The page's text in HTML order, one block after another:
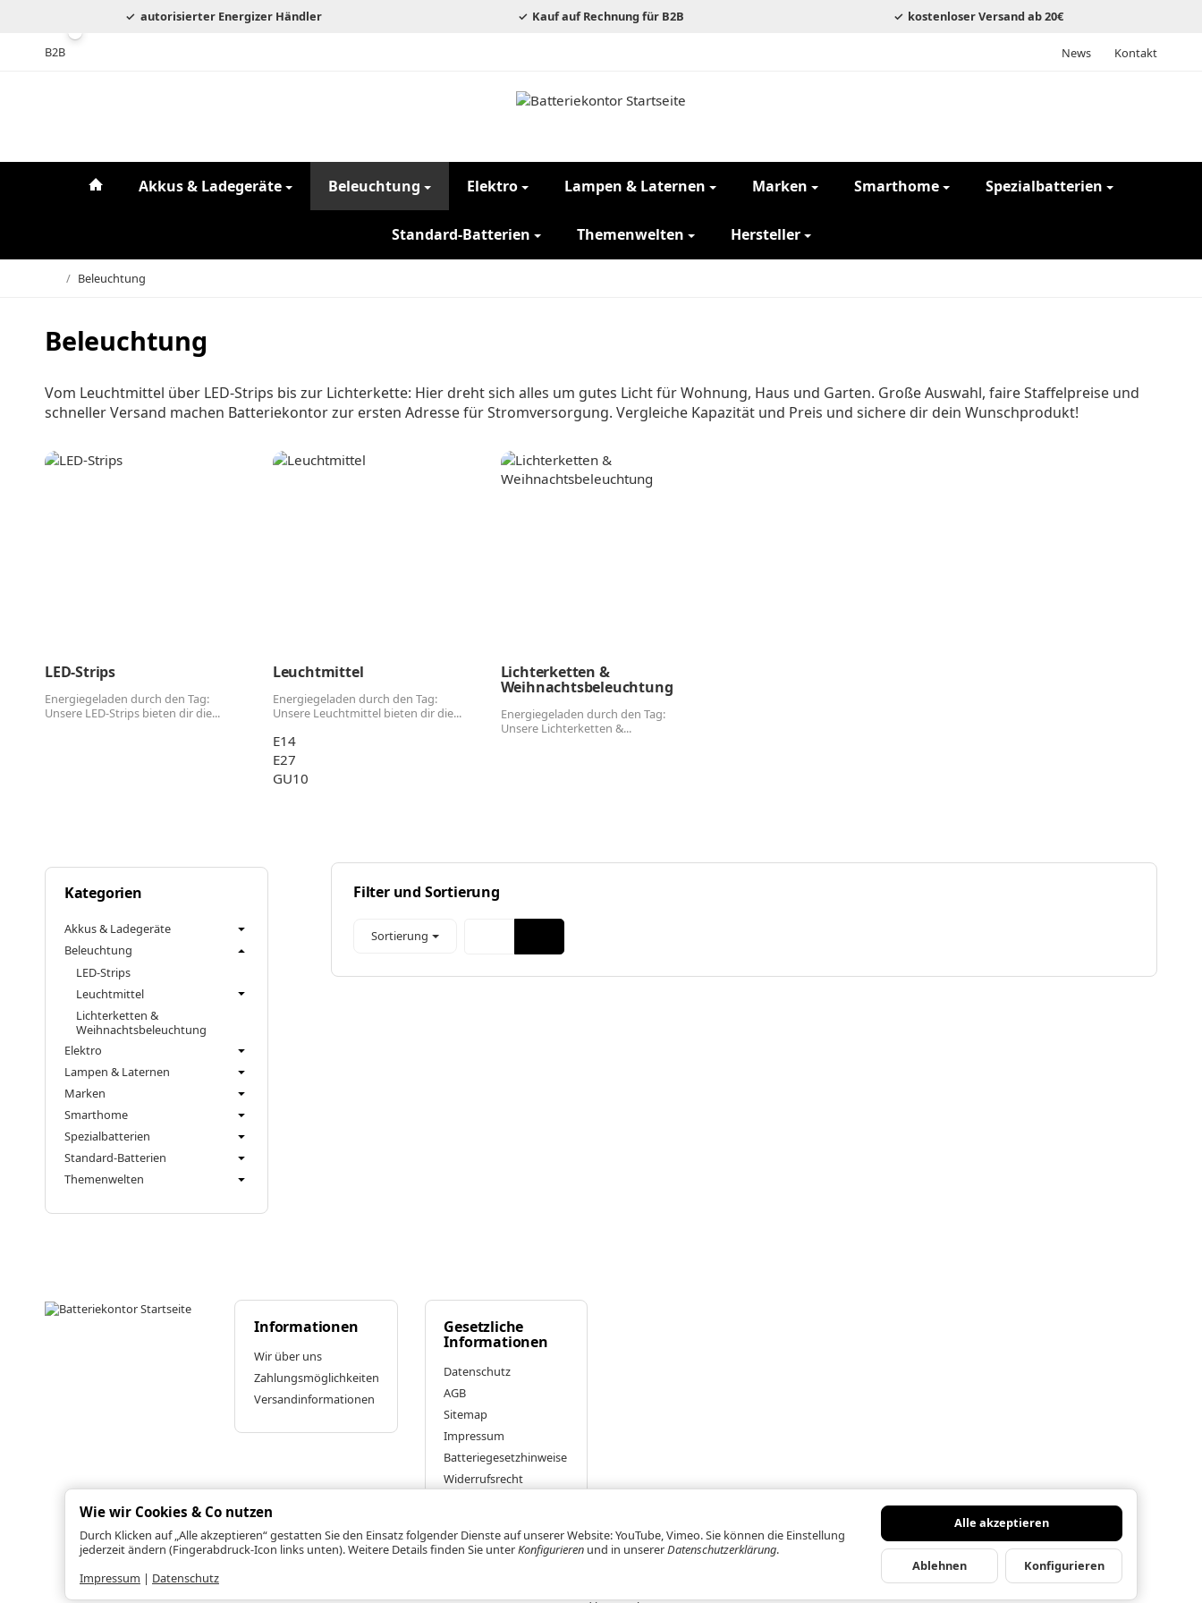
autorisierter Energizer Händler Kauf auf Rechnung für B2B kostenloser Versand ab 20€
B2B News Kontakt
#custom.linkHome#
Akkus & Ladegeräte Beleuchtung Elektro Lampen & Laternen Marken Smarthome Spezialbatterien
Standard-Batterien Themenwelten Hersteller
/ Beleuchtung
Beleuchtung
Vom Leuchtmittel über LED-Strips bis zur Lichterkette: Hier dreht sich alles um gutes Licht für Wohnung, Haus und Garten. Große Auswahl, faire Staffelpreise und
schneller Versand machen Batteriekontor zur ersten Adresse für Stromversorgung. Vergleiche Kapazität und Preis und sichere dir dein Wunschprodukt!
LED-Strips
Energiegeladen durch den Tag:
Unsere LED-Strips bieten dir die...
Leuchtmittel
Energiegeladen durch den Tag:
Unsere Leuchtmittel bieten dir die...
E14
E27
GU10
Lichterketten &
Weihnachtsbeleuchtung
Energiegeladen durch den Tag:
Unsere Lichterketten &...
Filter und Sortierung
Sortierung
Kategorien
Akkus & Ladegeräte
Beleuchtung
LED-Strips
Leuchtmittel
Lichterketten &
Weihnachtsbeleuchtung
Elektro
Lampen & Laternen
Marken
Smarthome
Spezialbatterien
Standard-Batterien
Themenwelten
Informationen
Wir über uns
Zahlungsmöglichkeiten
Versandinformationen
Gesetzliche
Informationen
Datenschutz
AGB
Sitemap
Impressum
Batteriegesetzhinweise
Widerrufsrecht
Alle akzeptieren
Ablehnen Konfigurieren
Wie wir Cookies & Co nutzen
Durch Klicken auf „Alle akzeptieren“ gestatten Sie den Einsatz folgender Dienste auf unserer Website: YouTube, Vimeo. Sie können die Einstellung
jederzeit ändern (Fingerabdruck-Icon links unten). Weitere Details finden Sie unterKonfigurieren und in unsererDatenschutzerklärung.
Impressum | Datenschutz